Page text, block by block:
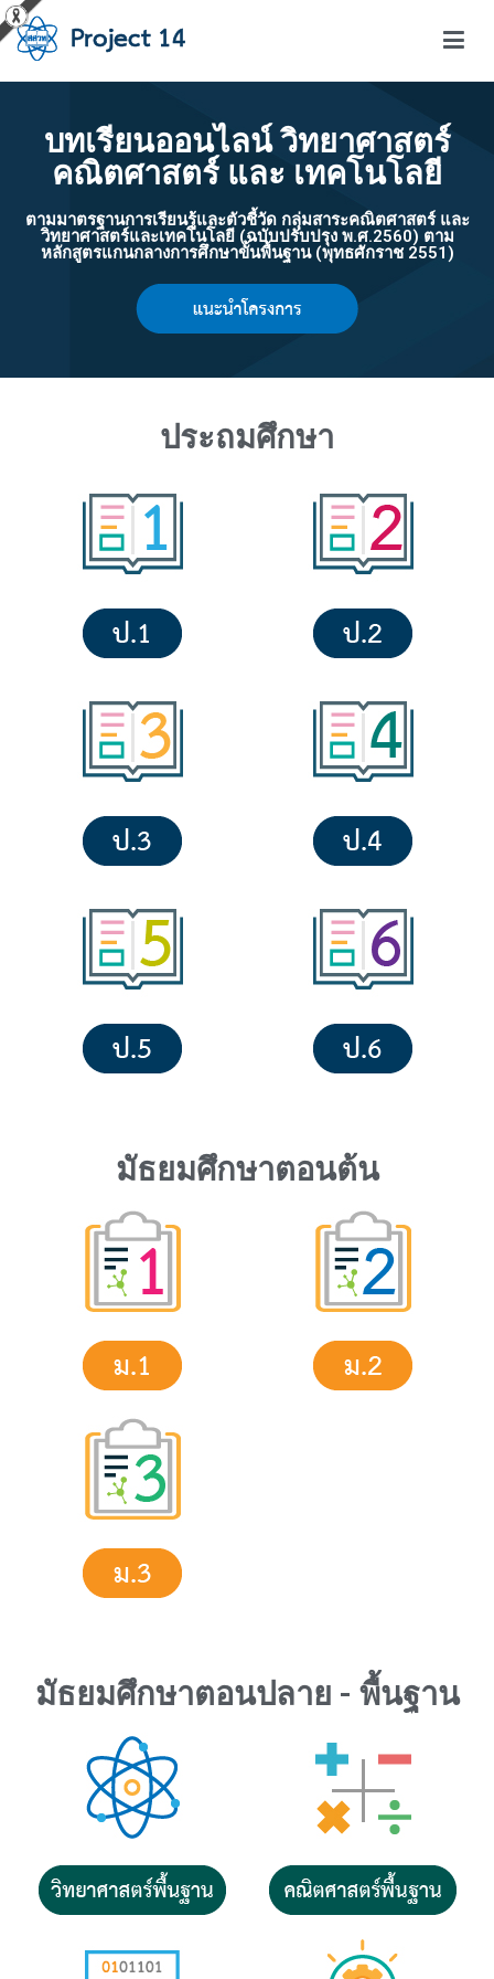
โครงการสอนออนไลน์ – Project 14
สถาบันส่งเสริมการสอนวิทยาศาสตร์และเทคโนโลยี (สสวท.)
บทเรียนออนไลน์ วิทยาศาสตร์
คณิตศาสตร์ และ เทคโนโลยี
ตามมาตรฐานการเรียนรู้และตัวชี้วัด กลุ่มสาระคณิตศาสตร์ และ
วิทยาศาสตร์และเทคโนโลยี (ฉบับปรับปรุง พ.ศ.2560) ตาม
หลักสูตรแกนกลางการศึกษาขั้นพื้นฐาน (พุทธศักราช 2551)
ประถมศึกษา
มัธยมศึกษาตอนต้น
มัธยมศึกษาตอนปลาย - พื้นฐาน